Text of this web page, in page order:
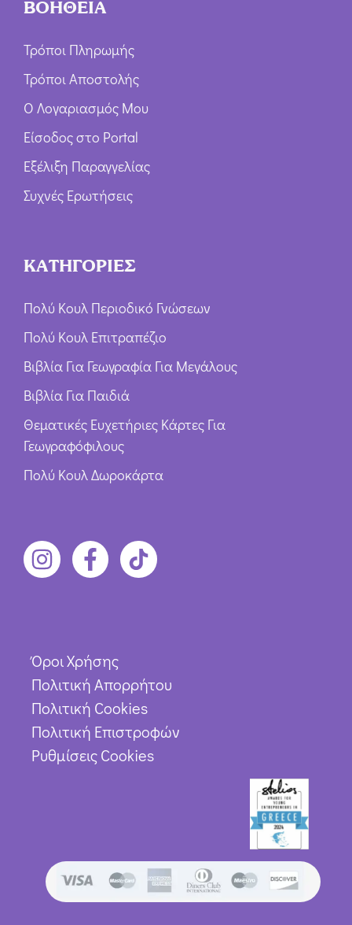
ΒΟΗΘΕΙΑ
Τρόποι Πληρωμής
Τρόποι Αποστολής
Ο Λογαριασμός Μου
Είσοδος στο Portal
Εξέλιξη Παραγγελίας
Συχνές Ερωτήσεις
ΚΑΤΗΓΟΡΙΕΣ
Πολύ Κουλ Περιοδικό Γνώσεων
Πολύ Κουλ Επιτραπέζιο
Βιβλία Για Γεωγραφία Για Μεγάλους
Βιβλία Για Παιδιά
Θεματικές Ευχετήριες Κάρτες Για
Γεωγραφόφιλους
Πολύ Κουλ Δωροκάρτα
Όροι Χρήσης
Πολιτική Απορρήτου
Πολιτική Cookies
Πολιτική Επιστροφών
Ρυθμίσεις Cookies